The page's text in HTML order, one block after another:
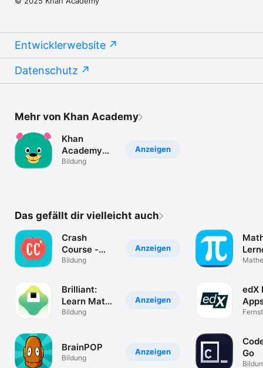
Entwicklerwebsite
Datenschutz
Mehr von Khan Academy
Anzeigen
Khan
Academy
Kids
Bildung
Das gefällt dir vielleicht auch
Anzeigen
Crash
Course -
Watch and
Bildung
Anzeigen
Brilliant:
Learn Math
& Coding
Bildung
Anzeigen
BrainPOP
Bildung
edX
Go